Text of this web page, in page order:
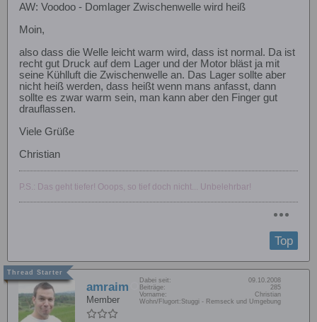
AW: Voodoo - Domlager Zwischenwelle wird heiß
Moin,
also dass die Welle leicht warm wird, dass ist normal. Da ist
recht gut Druck auf dem Lager und der Motor bläst ja mit
seine Kühlluft die Zwischenwelle an. Das Lager sollte aber
nicht heiß werden, dass heißt wenn mans anfasst, dann
sollte es zwar warm sein, man kann aber den Finger gut
drauflassen.
Viele Grüße
Christian
P.S.: Das geht tiefer! Ooops, so tief doch nicht... Unbelehrbar!
Top
amraim
Member
Dabei seit:
09.10.2008
Beiträge:
285
Vorname:
Christian
Wohn/Flugort: Stuggi - Remseck und Umgebung